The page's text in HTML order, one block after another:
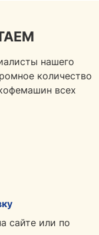
нашего
количество
всех
сайте или по